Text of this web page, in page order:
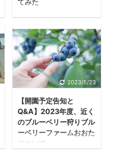
ブサイトを作成した
りブログ運営、ホー
ムページ制作をして
いる人はなかなかこ
の機会がなくて簡単
にできるのかな？で
きれば友達追加ボタ
ンを設置したい！ と
思っている方も多い
と思います。 そこで
今回そのお悩みを解
決します。 LINEの友
達追加ボタンを簡単
ヤシガラ培養土に関
して ヤシガラとは？
熱帯地方でよくみら
れるヤシの木にな
る、ヤシの実ココナ
ッツ果実の硬い殻の
繊維部分を粉砕した
ものが、ヤシガラ培
養土です。 ココピー
トやコイアピスと呼
ばれる繊維を除いた
残渣からなります。
2023/5/23
【開園予定告知と
Q&A】2023年度、近く
のブルーベリー狩りブル
ーベリーファームおおた
について